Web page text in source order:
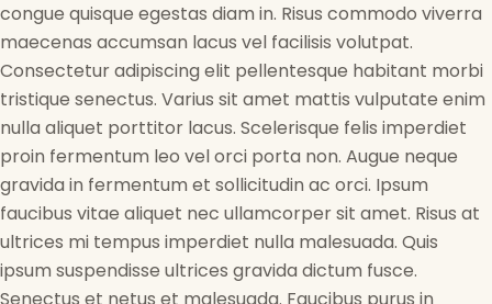
congue quisque egestas diam in. Risus commodo viverra
maecenas accumsan lacus vel facilisis volutpat.
Consectetur adipiscing elit pellentesque habitant morbi
tristique senectus. Varius sit amet mattis vulputate enim
nulla aliquet porttitor lacus. Scelerisque felis imperdiet
proin fermentum leo vel orci porta non. Augue neque
gravida in fermentum et sollicitudin ac orci. Ipsum
faucibus vitae aliquet nec ullamcorper sit amet. Risus at
ultrices mi tempus imperdiet nulla malesuada. Quis
ipsum suspendisse ultrices gravida dictum fusce.